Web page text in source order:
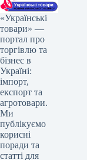
«Українські
товари» —
портал про
торгівлю та
бізнес в
Україні:
імпорт,
експорт та
агротовари.
Ми
публікуємо
корисні
поради та
статті для